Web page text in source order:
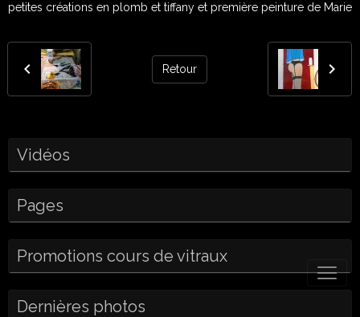
petites créations en plomb et tiffany et première peinture de Marie
Retour
Vidéos
Pages
Promotions cours de vitraux
Dernières photos